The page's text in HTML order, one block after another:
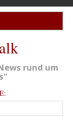
rund um